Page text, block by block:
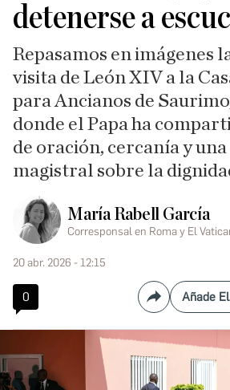
detenerse a
Repasamos en imágenes
visita de León XIV a la
para Ancianos de
donde el Papa ha
de oración, cercanía y
magistral sobre la
María Rabell García
Corresponsal en Roma y El
20 abr. 2026 - 12:15
0 Compartir
Añade